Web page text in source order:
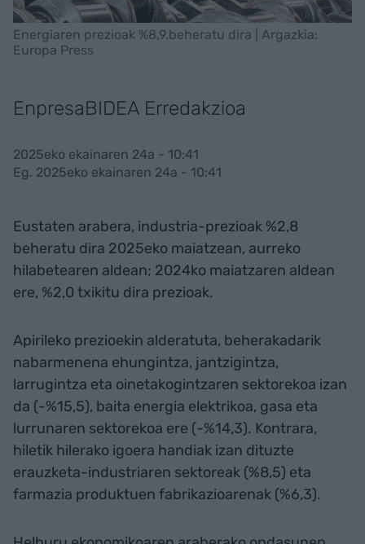
Energiaren prezioak %8,9.beheratu dira | Argazkia:
Europa Press
EnpresaBIDEA Erredakzioa
2025eko ekainaren 24a - 10:41
Eg. 2025eko ekainaren 24a - 10:41
Eustaten arabera, industria-prezioak %2,8
beheratu dira 2025eko maiatzean, aurreko
hilabetearen aldean; 2024ko maiatzaren aldean
ere, %2,0 txikitu dira prezioak.
Apirileko prezioekin alderatuta, beherakadarik
nabarmenena ehungintza, jantzigintza,
larrugintza eta oinetakogintzaren sektorekoa izan
da (-%15,5), baita energia elektrikoa, gasa eta
lurrunaren sektorekoa ere (-%14,3). Kontrara,
hiletik hilerako igoera handiak izan dituzte
erauzketa-industriaren sektoreak (%8,5) eta
farmazia produktuen fabrikazioarenak (%6,3).